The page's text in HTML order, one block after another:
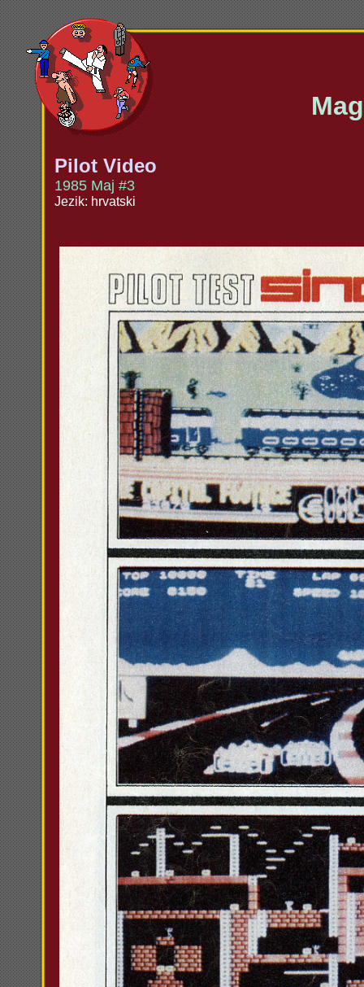
Pilot Video
1985 Maj #3
Jezik: hrvatski